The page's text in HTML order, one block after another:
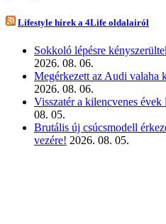
Lifestyle hírek a 4Life oldalairól
Sokkoló lépésre
2026. 08. 06.
Megérkezett az Audi valaha
2026. 08. 06.
Visszatér a kilencvenes
08. 05.
Brutális új csúcsmodell
vezére! 2026. 08. 05.